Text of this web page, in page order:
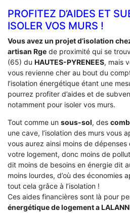
PROFITEZ D’AIDES ET
ISOLER VOS MURS !
Vous avez un projet d’isolation
artisan Rge de proximité qui se
(65) du HAUTES-PYRENEES, mais
vous revienne cher au bout du
l’isolation énergétique étant une
pourrez profiter d’aides et de
notamment pour isoler vos murs.
Tout comme un sous-sol, des
une cave, l’isolation des murs vous
vous aurez ainsi moins de
votre logement, donc moins de
dit moins de besoins en énergie dit
moins lourdes, d’où des économies
tout cela grâce à l’isolation !
Ces aides financières sont là pour
énergétique de logement a